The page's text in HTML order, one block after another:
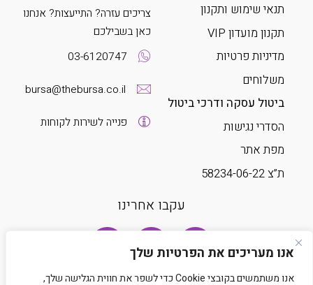
אנו מעריכים את הפרטיות שלך
אנו משתמשים בקובצי Cookie כדי לשפר את חווית הגלישה שלך,
תנאי שימוש ותקנון
תקנון מועדון VIP
מדיניות פרטיות
משלוחים
ביטול עסקה ודרכי ביטול
הסדרי נגישות
מפת אתר
ת”צ 58234-06-22
צריכים עזרה? התייעצות? אנחנו
כאן בשבילכם
03-6120747
bursa@thebursa.co.il
פנייה לשירות לקוחות
עקבו אחרינו